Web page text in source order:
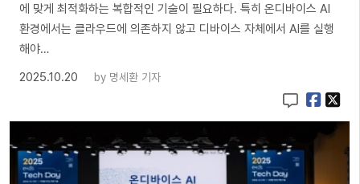
에 맞게 최적화하는 복합적인 기술이 필요하다. 특히 온디바이스 AI
환경에서는 클라우드에 의존하지 않고 디바이스 자체에서 AI를 실행
해야…
2025.10.20
by 명세환 기자